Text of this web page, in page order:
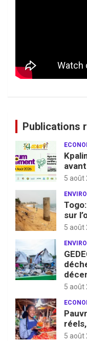
Publications
5 août
sur
5 août
5 août
5 août